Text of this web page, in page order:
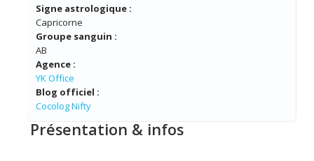
Signe astrologique :
Capricorne
Groupe sanguin :
AB
Agence :
YK Office
Blog officiel :
Cocolog Nifty
Présentation & infos